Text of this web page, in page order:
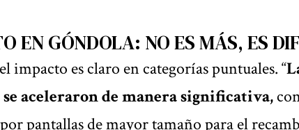
EN GÓNDOLA: NO ES MÁS, ES
impacto es claro en categorías puntuales. “
aceleraron de manera significativa,
pantallas de mayor tamaño para el